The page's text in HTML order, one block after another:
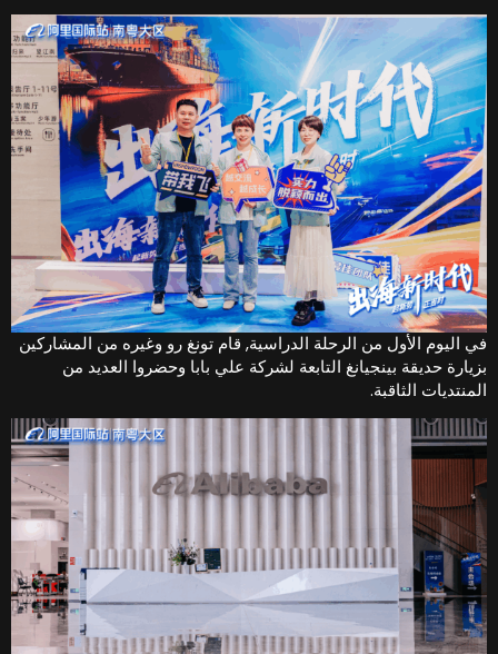
اليوم الأول من الرحلة الدراسية, قام تونغ رو وغيره من المشاركين
حديقة بينجيانغ التابعة لشركة علي بابا وحضروا العديد من
الثاقبة.